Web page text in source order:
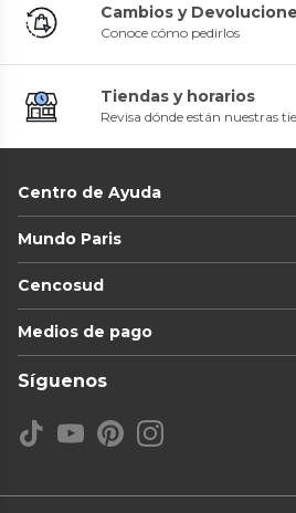
Cambios y
Conoce cómo pedirlos
Tiendas y horarios
Revisa dónde están nuestras
Centro de Ayuda
Mundo Paris
Cencosud
Medios de pago
Síguenos